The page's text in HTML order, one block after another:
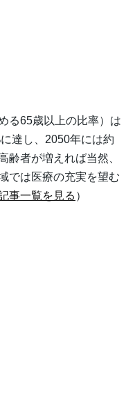
る65歳以上の比率）は
達し、2050年には約
齢者が増えれば当然、
では医療の充実を望む
事一覧を見る ）